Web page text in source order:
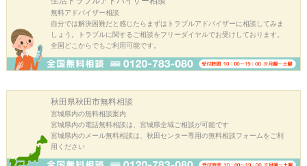
無料アドバイザー相談
自分では解決困難だと感じたらまずはトラブルアドバイザーに相談してみま
しょう。トラブルに関するご相談をフリーダイヤルでお受けしております。
全国どこからでもご利用可能です。
秋田県秋田市無料相談
宮城県内の無料相談案内
宮城県内の電話無料相談は、宮城県全域ご相談が可能です
宮城県内のメール無料相談は、秋田センター専用の無料相談フォームをご利
用ください